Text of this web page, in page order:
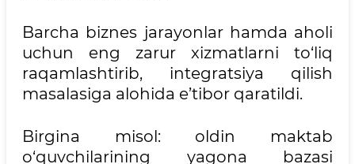
Barcha biznes jarayonlar hamda aholi
uchun eng zarur xizmatlarni to‘liq
raqamlashtirib, integratsiya qilish
masalasiga alohida e’tibor qaratildi.
Birgina misol: oldin maktab
o‘quvchilarining yagona bazasi